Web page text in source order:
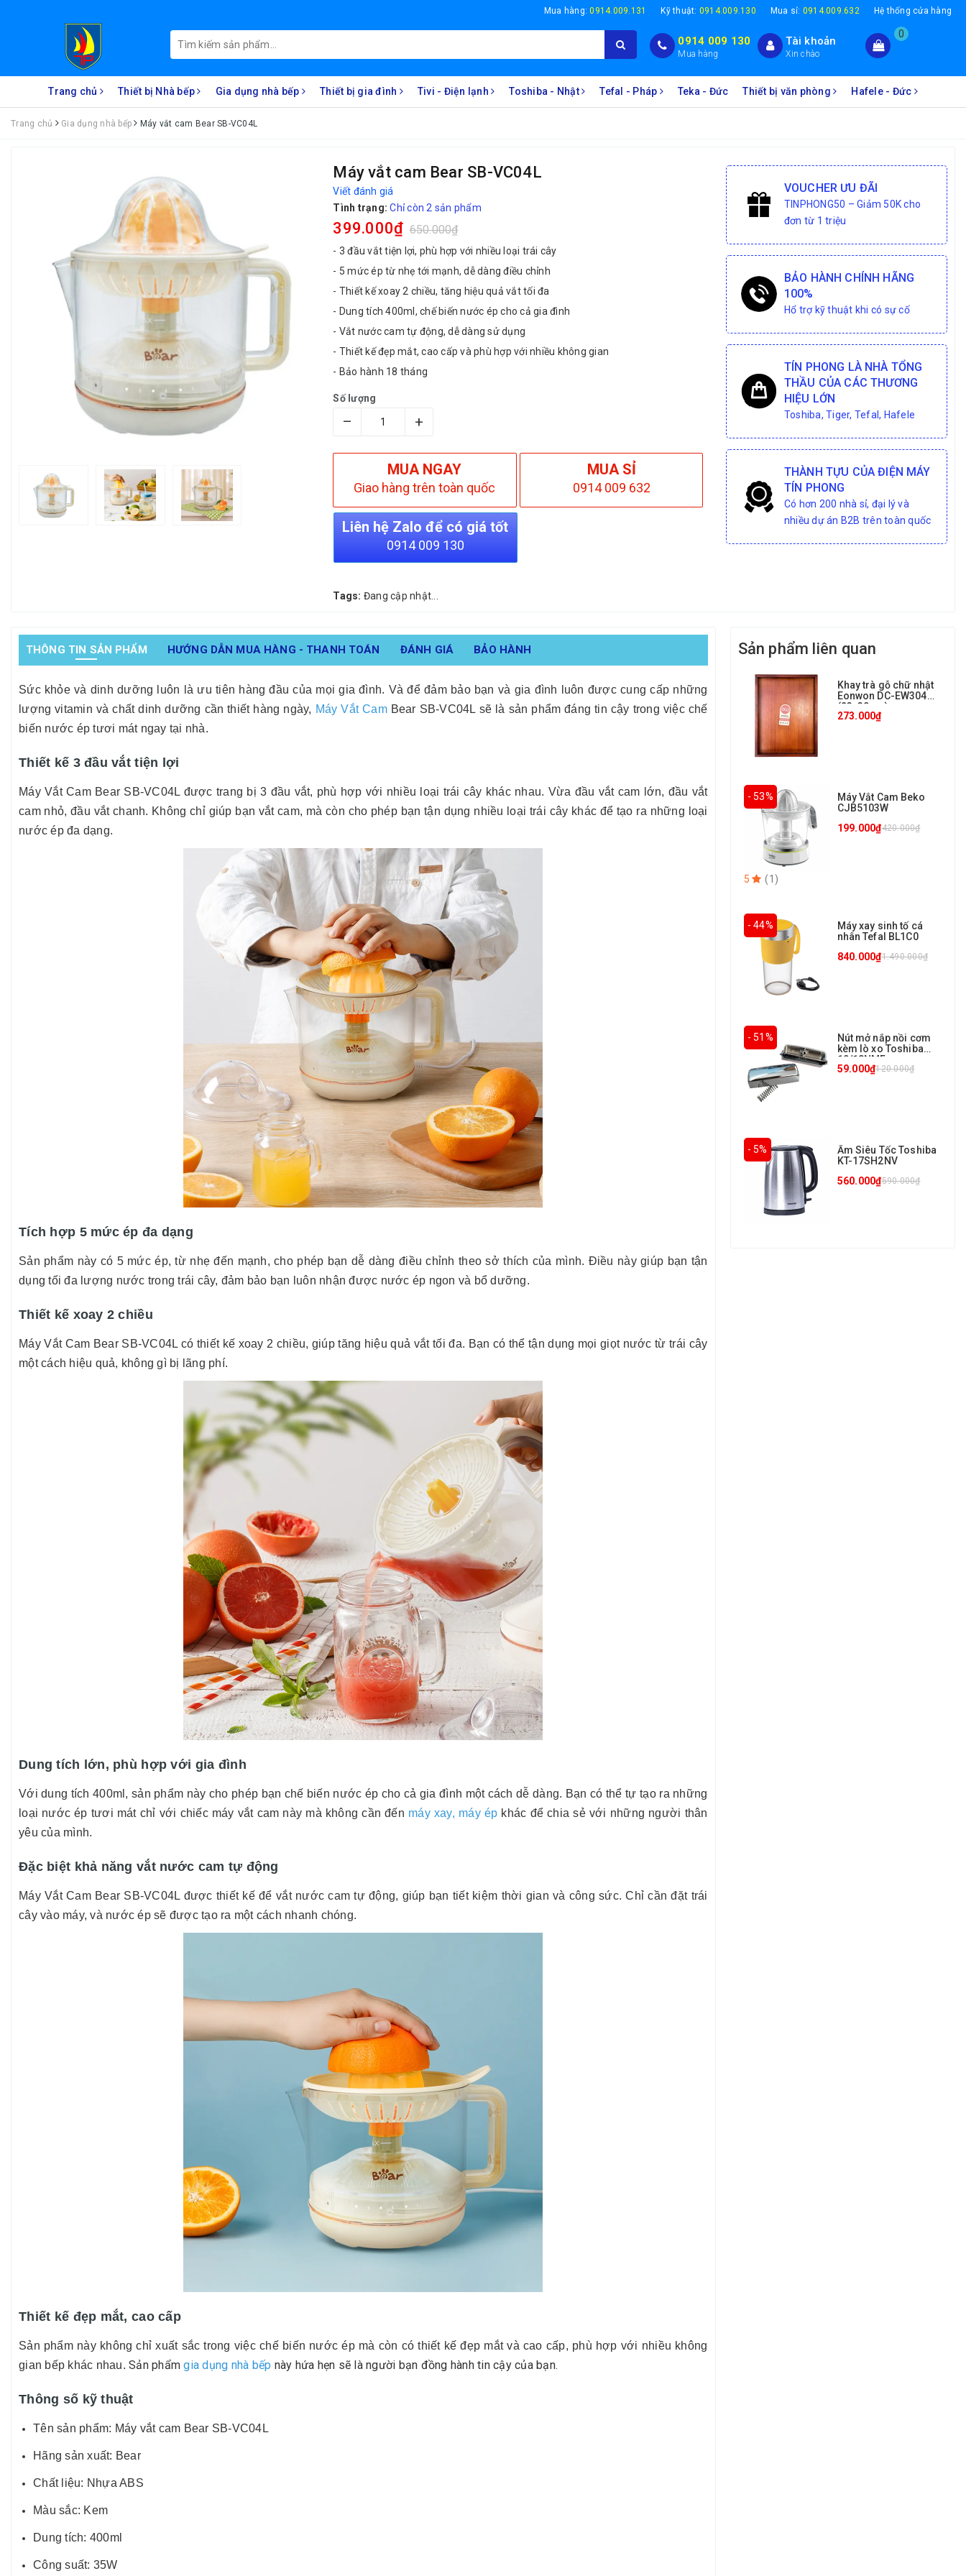
Mua hàng:0914.009.131 Kỹ thuật: 0914.009.130 Mua sỉ: 0914.009.632 Hệ thống cửa hàng
0914 009 130
Mua hàng
Tài khoản
Xin chào
0
Trang chủ Thiết bị Nhà bếp Gia dụng nhà bếp Thiết bị gia đình Tivi - Điện lạnh Toshiba - Nhật Tefal - Pháp Teka - Đức Thiết bị văn phòng Hafele - Đức
Trang chủ Gia dụng nhà bếp Máy vắt cam Bear SB-VC04L
Máy vắt cam Bear SB-VC04L
Viết đánh giá
Tình trạng: Chỉ còn 2 sản phẩm
399.000₫ 650.000₫
- 3 đầu vắt tiện lợi, phù hợp với nhiều loại trái cây
- 5 mức ép từ nhẹ tới mạnh, dễ dàng điều chỉnh
- Thiết kế xoay 2 chiều, tăng hiệu quả vắt tối đa
- Dung tích 400ml, chế biến nước ép cho cả gia đình
- Vắt nước cam tự động, dễ dàng sử dụng
- Thiết kế đẹp mắt, cao cấp và phù hợp với nhiều không gian
- Bảo hành 18 tháng
Số lượng
– +
MUA NGAY
Giao hàng trên toàn quốc
MUA SỈ
0914 009 632
Liên hệ Zalo để có giá tốt
0914 009 130
Tags: Đang cập nhật...
VOUCHER ƯU ĐÃI
TINPHONG50 – Giảm 50K cho
đơn từ 1 triệu
BẢO HÀNH CHÍNH HÃNG
100%
Hổ trợ kỹ thuật khi có sự cố
TÍN PHONG LÀ NHÀ TỔNG
THẦU CỦA CÁC THƯƠNG
HIỆU LỚN
Toshiba, Tiger, Tefal, Hafele
THÀNH TỰU CỦA ĐIỆN MÁY
TÍN PHONG
Có hơn 200 nhà sỉ, đại lý và
nhiều dự án B2B trên toàn quốc
THÔNG TIN SẢN PHẨM HƯỚNG DẪN MUA HÀNG - THANH TOÁN ĐÁNH GIÁ BẢO HÀNH
Sức khỏe và dinh dưỡng luôn là ưu tiên hàng đầu của mọi gia đình. Và để đảm bảo bạn và gia đình luôn được cung cấp những
lượng vitamin và chất dinh dưỡng cần thiết hàng ngày, Máy Vắt CamBear SB-VC04L sẽ là sản phẩm đáng tin cậy trong việc chế
biến nước ép tươi mát ngay tại nhà.
Thiết kế 3 đầu vắt tiện lợi
Máy Vắt Cam Bear SB-VC04L được trang bị 3 đầu vắt, phù hợp với nhiều loại trái cây khác nhau. Vừa đầu vắt cam lớn, đầu vắt
cam nhỏ, đầu vắt chanh. Không chỉ giúp bạn vắt cam, mà còn cho phép bạn tận dụng nhiều loại trái cây khác để tạo ra những loại
nước ép đa dạng.
Tích hợp 5 mức ép đa dạng
Sản phẩm này có 5 mức ép, từ nhẹ đến mạnh, cho phép bạn dễ dàng điều chỉnh theo sở thích của mình. Điều này giúp bạn tận
dụng tối đa lượng nước trong trái cây, đảm bảo bạn luôn nhận được nước ép ngon và bổ dưỡng.
Thiết kế xoay 2 chiều
Máy Vắt Cam Bear SB-VC04L có thiết kế xoay 2 chiều, giúp tăng hiệu quả vắt tối đa. Bạn có thể tận dụng mọi giọt nước từ trái cây
một cách hiệu quả, không gì bị lãng phí.
Dung tích lớn, phù hợp với gia đình
Với dung tích 400ml, sản phẩm này cho phép bạn chế biến nước ép cho cả gia đình một cách dễ dàng. Bạn có thể tự tạo ra những
loại nước ép tươi mát chỉ với chiếc máy vắt cam này mà không cần đến máy xay, máy ép khác để chia sẻ với những người thân
yêu của mình.
Đặc biệt khả năng vắt nước cam tự động
Máy Vắt Cam Bear SB-VC04L được thiết kế để vắt nước cam tự động, giúp bạn tiết kiệm thời gian và công sức. Chỉ cần đặt trái
cây vào máy, và nước ép sẽ được tạo ra một cách nhanh chóng.
Thiết kế đẹp mắt, cao cấp
Sản phẩm này không chỉ xuất sắc trong việc chế biến nước ép mà còn có thiết kế đẹp mắt và cao cấp, phù hợp với nhiều không
gian bếp khác nhau. Sản phẩmgia dụng nhà bếp này hứa hẹn sẽ là người bạn đồng hành tin cậy của bạn.
Thông số kỹ thuật
Tên sản phẩm: Máy vắt cam Bear SB-VC04L
Hãng sản xuất: Bear
Chất liệu: Nhựa ABS
Màu sắc: Kem
Dung tích: 400ml
Công suất: 35W
Sản phẩm liên quan
Khay trà gỗ chữ nhật
Eonwon DC-EW304
(23x30cm)
273.000₫
- 53%
Máy Vắt Cam Beko
CJB5103W
420.000₫
199.000₫
5 (1 )
- 44%
Máy xay sinh tố cá
nhân Tefal BL1C0
1.490.000₫
840.000₫
- 51%
Nút mở nắp nồi cơm
kèm lò xo Toshiba
10/18NMF
120.000₫
59.000₫
- 5%
Ấm Siêu Tốc Toshiba
KT-17SH2NV
590.000₫
560.000₫